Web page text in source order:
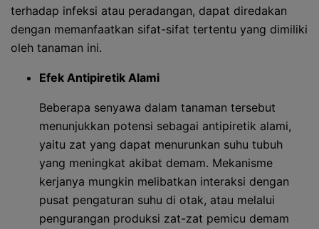
terhadap infeksi atau peradangan, dapat diredakan
dengan memanfaatkan sifat-sifat tertentu yang dimiliki
oleh tanaman ini.
Efek Antipiretik Alami
Beberapa senyawa dalam tanaman tersebut
menunjukkan potensi sebagai antipiretik alami,
yaitu zat yang dapat menurunkan suhu tubuh
yang meningkat akibat demam. Mekanisme
kerjanya mungkin melibatkan interaksi dengan
pusat pengaturan suhu di otak, atau melalui
pengurangan produksi zat-zat pemicu demam